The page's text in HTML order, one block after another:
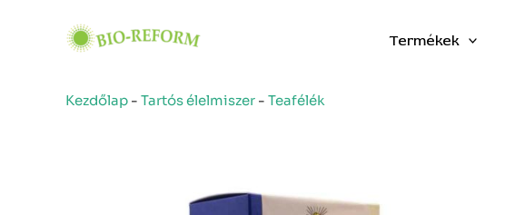
Termékek
Kezdőlap - Tartós élelmiszer - Teafélék